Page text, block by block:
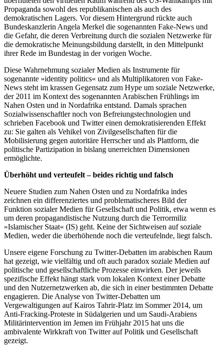
Propaganda sowohl des republikanischen als auch des
demokratischen Lagers. Vor diesem Hintergrund rückte auch
Bundeskanzlerin Angela Merkel die sogenannten Fake-News und
die Gefahr, die deren Verbreitung durch die sozialen Netzwerke für
die demokratische Meinungsbildung darstellt, in den Mittelpunkt
ihrer Rede im Bundestag in der vorigen Woche.
Diese Wahrnehmung sozialer Medien als Instrumente für
sogenannte »identity politics« und als Multiplikatoren von Fake-
News steht im krassen Gegensatz zum Hype um soziale Netzwerke,
der 2011 im Kontext des sogenannten Arabischen Frühlings im
Nahen Osten und in Nordafrika entstand. Damals sprachen
Sozialwissenschaftler noch von Befreiungstechnologien und
schrieben Facebook und Twitter einen demokratisierenden Effekt
zu: Sie galten als Vehikel von Zivilgesellschaften für die
Mobilisierung gegen autoritäre Herrscher und als Plattform, die
politische Partizipation in bislang unerreichten Dimensionen
ermöglichte.
Überhöht und verteufelt – beides richtig und falsch
Neuere Studien zum Nahen Osten und zu Nordafrika indes
zeichnen ein differenziertes und problematischeres Bild der
Funktion sozialer Medien für Gesellschaft und Politik, etwa wenn es
um deren propagandistische Nutzung durch die Terrormiliz
»Islamischer Staat« (IS) geht. Keine der Sichtweisen auf soziale
Medien, weder die überhöhende noch die verteufelnde, liegt falsch.
Unsere eigene Forschung zu Twitter-Debatten im arabischen Raum
hat gezeigt, wie vielfältig und oft auch paradox soziale Medien auf
politische und gesellschaftliche Prozesse einwirken. Der jeweils
spezifische Effekt hängt stark vom lokalen Kontext einer Debatte
und den Nutzernetzwerken ab, die sich in einer bestimmten Debatte
engagieren. Die Analyse von Twitter-Debatten um
Vergewaltigungen auf Kairos Tahrir-Platz im Sommer 2014, um
Anti-Fracking-Proteste in Südalgerien und um Saudi-Arabiens
Militärintervention im Jemen im Frühjahr 2015 hat uns die
ambivalente Wirkkraft von Twitter auf Politik und Gesellschaft
gezeigt.